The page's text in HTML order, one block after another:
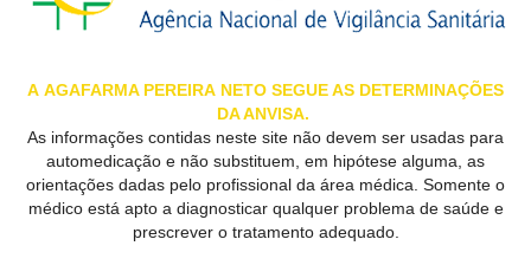
LOJAS
MAIS
PRÓXIMA
A AGAFARMA PEREIRA NETO SEGUE AS DETERMINAÇÕES
DA ANVISA.
As informações contidas neste site não devem ser usadas para
automedicação e não substituem, em hipótese alguma, as
orientações dadas pelo profissional da área médica. Somente o
médico está apto a diagnosticar qualquer problema de saúde e
prescrever o tratamento adequado.